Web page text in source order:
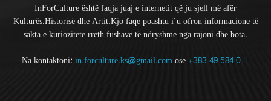
InForCulture është faqja juaj e internetit që ju sjell më afër
Kulturës,Historisë dhe Artit.Kjo faqe poashtu i`u ofron informacione të
sakta e kuriozitete rreth fushave të ndryshme nga rajoni dhe bota.
Na kontaktoni: in.forculture.ks@gmail.comose+383 49 584 011